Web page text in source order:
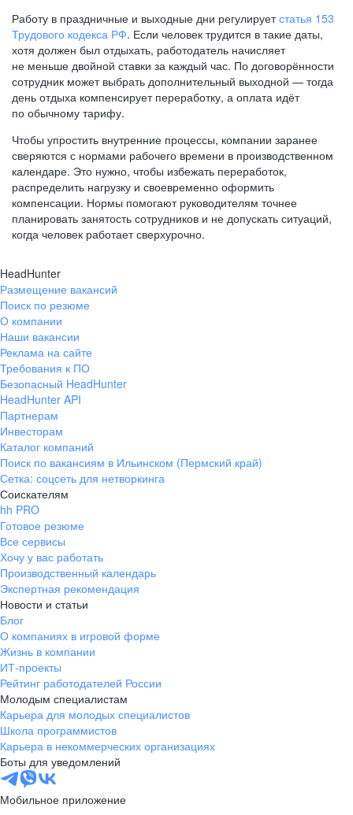
Работу в праздничные и выходные дни регулируетстатья 153
Трудового кодекса РФ. Если человек трудится в такие даты,
хотя должен был отдыхать, работодатель начисляет
не меньше двойной ставки за каждый час. По договорённости
сотрудник может выбрать дополнительный выходной — тогда
день отдыха компенсирует переработку, а оплата идёт
по обычному тарифу.
Чтобы упростить внутренние процессы, компании заранее
сверяются с нормами рабочего времени в производственном
календаре. Это нужно, чтобы избежать переработок,
распределить нагрузку и своевременно оформить
компенсации. Нормы помогают руководителям точнее
планировать занятость сотрудников и не допускать ситуаций,
когда человек работает сверхурочно.
HeadHunter
Размещение вакансий
Поиск по резюме
О компании
Наши вакансии
Реклама на сайте
Требования к ПО
Безопасный HeadHunter
HeadHunter API
Партнерам
Инвесторам
Каталог компаний
Поиск по вакансиям в Ильинском (Пермский край)
Сетка: соцсеть для нетворкинга
Соискателям
hh PRO
Готовое резюме
Все сервисы
Хочу у вас работать
Производственный календарь
Экспертная рекомендация
Новости и статьи
Блог
О компаниях в игровой форме
Жизнь в компании
ИТ-проекты
Рейтинг работодателей России
Молодым специалистам
Карьера для молодых специалистов
Школа программистов
Карьера в некоммерческих организациях
Боты для уведомлений
Мобильное приложение